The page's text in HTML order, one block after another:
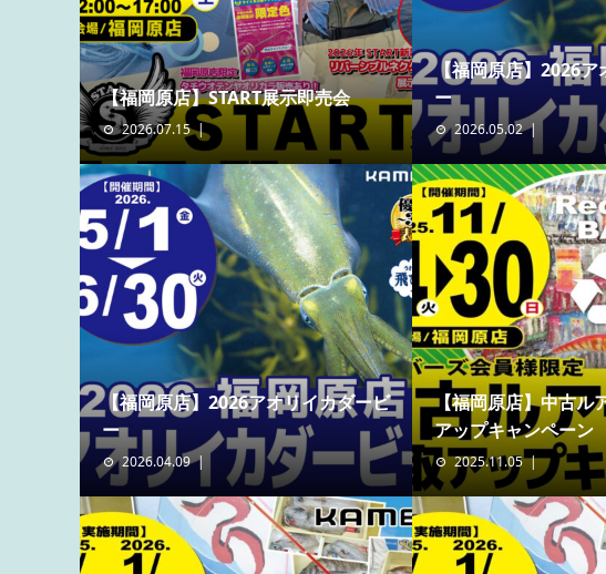
【福岡原店】START展示即売会
2026.07.15
【福岡原店】2026ア
ー
2026.05.02
【福岡原店】2026アオリイカダービ
ー
2026.04.09
【福岡原店】中古ル
アップキャンペーン
2025.11.05